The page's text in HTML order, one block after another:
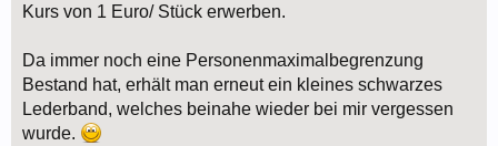
Kurs von 1 Euro/ Stück erwerben.
Da immer noch eine Personenmaximalbegrenzung
Bestand hat, erhält man erneut ein kleines schwarzes
Lederband, welches beinahe wieder bei mir vergessen
wurde.